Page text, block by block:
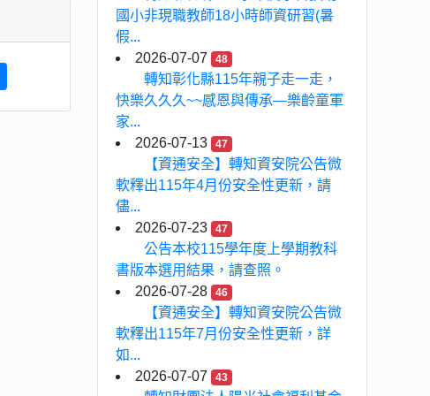
國小非現職教師18小時師資研習(暑
假...
2026-07-07
48
轉知彰化縣115年親子走一走，
快樂久久久~~感恩與傳承—樂齡童軍
家...
2026-07-13
47
【資通安全】轉知資安院公告微
軟釋出115年4月份安全性更新，請
儘...
2026-07-23
47
公告本校115學年度上學期教科
書版本選用結果，請查照。
2026-07-28
46
【資通安全】轉知資安院公告微
軟釋出115年7月份安全性更新，詳
如...
2026-07-07
43